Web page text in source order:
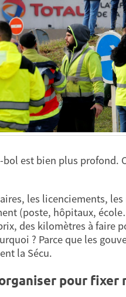
est bien plus profond.
les licenciements,
(poste, hôpitaux,
des kilomètres à faire
? Parce que les
la Sécu.
pour fixer